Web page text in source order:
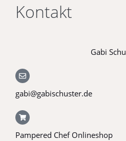
Kontakt
Gabi
gabi@gabischuster.de
Pampered Chef Onlineshop